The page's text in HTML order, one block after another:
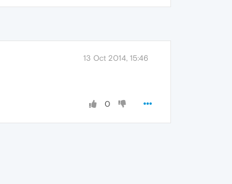
13 Oct 2014, 15:46
0